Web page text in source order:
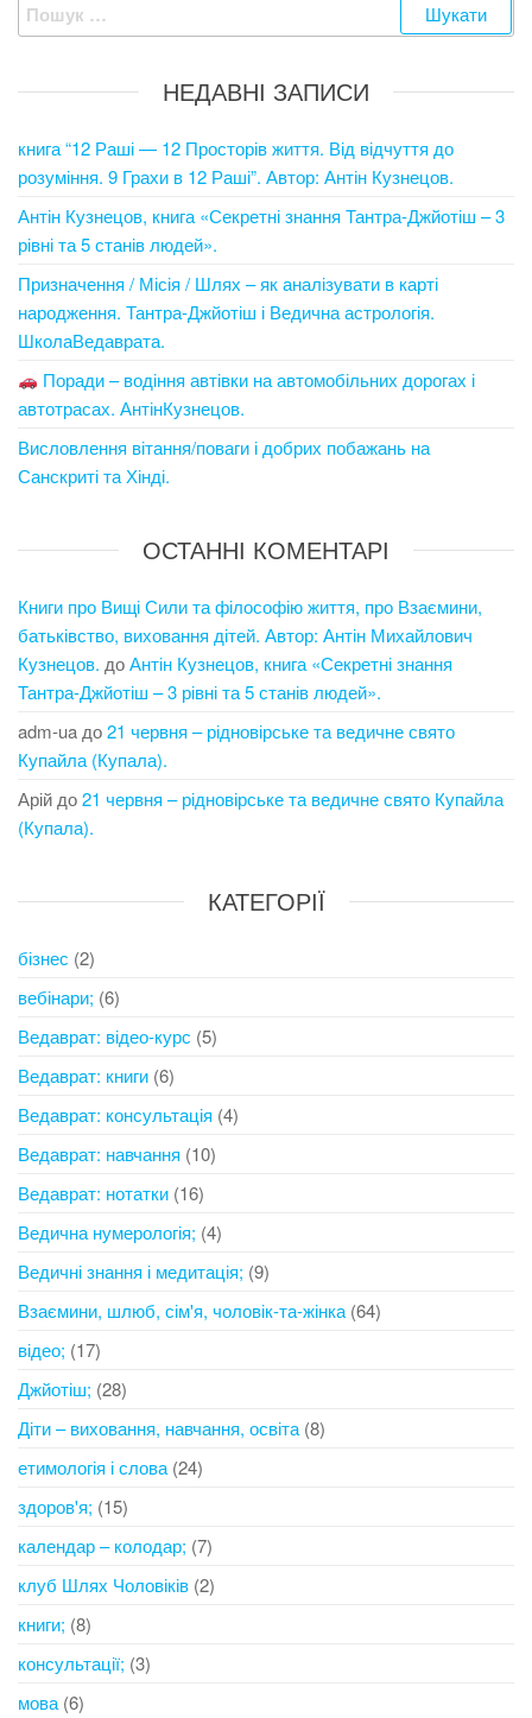
НЕДАВНІ ЗАПИСИ
книга “12 Раші — 12 Просторів життя. Від відчуття до
розуміння. 9 Грахи в 12 Раші”. Автор: Антін Кузнецов.
Антін Кузнецов, книга «Секретні знання Тантра-Джйотіш – 3
рівні та 5 станів людей».
Призначення / Місія / Шлях – як аналізувати в карті
народження. Тантра-Джйотіш і Ведична астрологія.
ШколаВедаврата.
Поради – водіння автівки на автомобільних дорогах і
автотрасах. АнтінКузнецов.
Висловлення вітання/поваги і добрих побажань на
Санскриті та Хінді.
ОСТАННІ КОМЕНТАРІ
Книги про Вищі Сили та філософію життя, про Взаємини,
батьківство, виховання дітей. Автор: Антін Михайлович
Кузнецов. доАнтін Кузнецов, книга «Секретні знання
Тантра-Джйотіш – 3 рівні та 5 станів людей».
adm-ua до21 червня – рідновірське та ведичне свято
Купайла (Купала).
Арій до21 червня – рідновірське та ведичне свято Купайла
(Купала).
КАТЕГОРІЇ
бізнес (2)
вебінари; (6)
Ведаврат: відео-курс (5)
Ведаврат: книги (6)
Ведаврат: консультація (4)
Ведаврат: навчання (10)
Ведаврат: нотатки (16)
Ведична нумерологія; (4)
Ведичні знання і медитація; (9)
Взаємини, шлюб, сім'я, чоловік-та-жінка (64)
відео; (17)
Джйотіш; (28)
Діти – виховання, навчання, освіта (8)
етимологія і слова (24)
здоров'я; (15)
календар – колодар; (7)
клуб Шлях Чоловіків (2)
книги; (8)
консультації; (3)
мова (6)